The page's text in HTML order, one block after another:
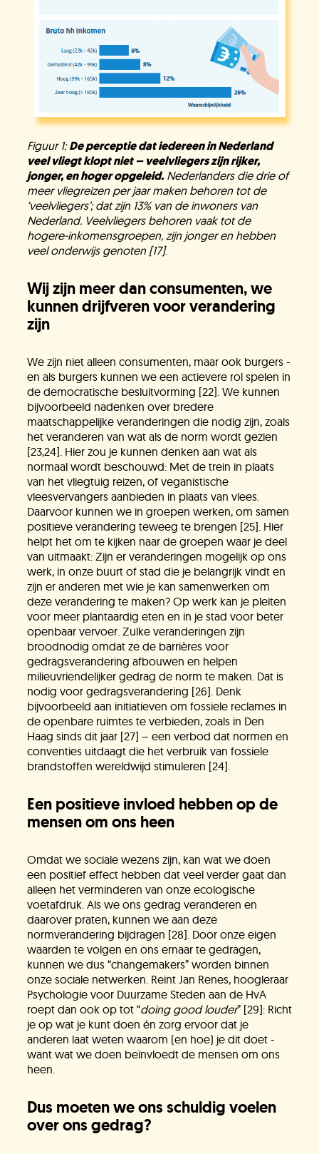
Figuur 1: De perceptie dat iedereen in Nederland
veel vliegt klopt niet – veelvliegers zijn rijker,
jonger, en hoger opgeleid. Nederlanders die drie of
meer vliegreizen per jaar maken behoren tot de
‘veelvliegers’; dat zijn 13% van de inwoners van
Nederland. Veelvliegers behoren vaak tot de
hogere-inkomensgroepen, zijn jonger en hebben
veel onderwijs genoten [17].
Wij zijn meer dan consumenten, we
kunnen drijfveren voor verandering
zijn
We zijn niet alleen consumenten, maar ook burgers -
en als burgers kunnen we een actievere rol spelen in
de democratische besluitvorming [22]. We kunnen
bijvoorbeeld nadenken over bredere
maatschappelijke veranderingen die nodig zijn, zoals
het veranderen van wat als de norm wordt gezien
[23,24]. Hier zou je kunnen denken aan wat als
normaal wordt beschouwd: Met de trein in plaats
van het vliegtuig reizen, of veganistische
vleesvervangers aanbieden in plaats van vlees.
Daarvoor kunnen we in groepen werken, om samen
positieve verandering teweeg te brengen [25]. Hier
helpt het om te kijken naar de groepen waar je deel
van uitmaakt: Zijn er veranderingen mogelijk op ons
werk, in onze buurt of stad die je belangrijk vindt en
zijn er anderen met wie je kan samenwerken om
deze verandering te maken? Op werk kan je pleiten
voor meer plantaardig eten en in je stad voor beter
openbaar vervoer. Zulke veranderingen zijn
broodnodig omdat ze de barrières voor
gedragsverandering afbouwen en helpen
milieuvriendelijker gedrag de norm te maken. Dat is
nodig voor gedragsverandering [26]. Denk
bijvoorbeeld aan initiatieven om fossiele reclames in
de openbare ruimtes te verbieden, zoals in Den
Haag sinds dit jaar [27] – een verbod dat normen en
conventies uitdaagt die het verbruik van fossiele
brandstoffen wereldwijd stimuleren [24].
Een positieve invloed hebben op de
mensen om ons heen
Omdat we sociale wezens zijn, kan wat we doen
een positief effect hebben dat veel verder gaat dan
alleen het verminderen van onze ecologische
voetafdruk. Als we ons gedrag veranderen en
daarover praten, kunnen we aan deze
normverandering bijdragen [28]. Door onze eigen
waarden te volgen en ons ernaar te gedragen,
kunnen we dus “changemakers” worden binnen
onze sociale netwerken. Reint Jan Renes, hoogleraar
Psychologie voor Duurzame Steden aan de HvA
roept dan ook op tot “doing good louder” [29]: Richt
je op wat je kunt doen én zorg ervoor dat je
anderen laat weten waarom (en hoe) je dit doet -
want wat we doen beïnvloedt de mensen om ons
heen.
Dus moeten we ons schuldig voelen
over ons gedrag?
Vacatures
KlimaatLesSnacks
Onze organisatie
KH Kids